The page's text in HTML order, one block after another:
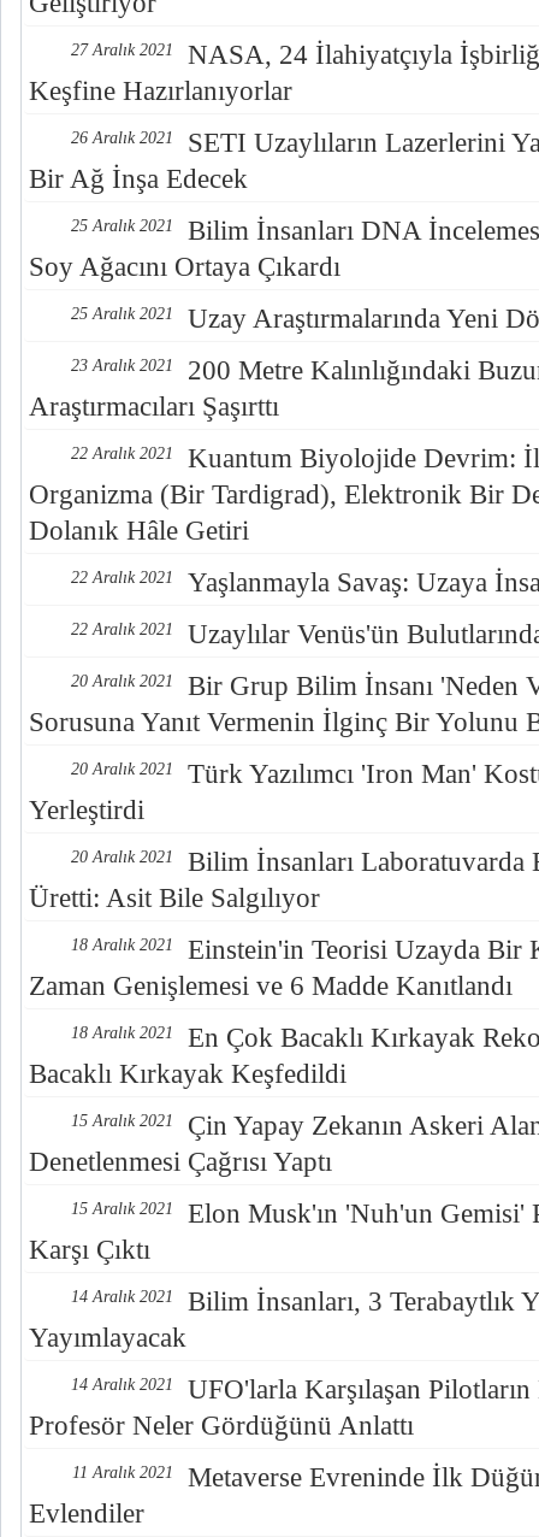
27 Aralık 2021
NASA, 24 İlahiyatçıyla
Keşfine Hazırlanıyorlar
26 Aralık 2021
SETI Uzaylıların Lazerlerini
Bir Ağ İnşa Edecek
25 Aralık 2021
Bilim İnsanları DNA
Soy Ağacını Ortaya Çıkardı
25 Aralık 2021 Uzay Araştırmalarında Yeni
23 Aralık 2021
200 Metre Kalınlığındaki
Araştırmacıları Şaşırttı
22 Aralık 2021
Kuantum Biyolojide Devrim:
Organizma (Bir Tardigrad), Elektronik Bir
Dolanık Hâle Getiri
22 Aralık 2021 Yaşlanmayla Savaş: Uzaya
22 Aralık 2021 Uzaylılar Venüs'ün
20 Aralık 2021
Bir Grup Bilim İnsanı 'Neden
Sorusuna Yanıt Vermenin İlginç Bir Yolunu
20 Aralık 2021
Türk Yazılımcı 'Iron Man'
Yerleştirdi
20 Aralık 2021
Bilim İnsanları
Üretti: Asit Bile Salgılıyor
18 Aralık 2021
Einstein'in Teorisi Uzayda Bir
Zaman Genişlemesi ve 6 Madde Kanıtlandı
18 Aralık 2021
En Çok Bacaklı Kırkayak
Bacaklı Kırkayak Keşfedildi
15 Aralık 2021
Çin Yapay Zekanın Askeri
Denetlenmesi Çağrısı Yaptı
15 Aralık 2021
Elon Musk'ın 'Nuh'un Gemisi'
Karşı Çıktı
14 Aralık 2021
Bilim İnsanları, 3 Terabaytlık
Yayımlayacak
14 Aralık 2021
UFO'larla Karşılaşan
Profesör Neler Gördüğünü Anlattı
11 Aralık 2021
Metaverse Evreninde İlk
Evlendiler